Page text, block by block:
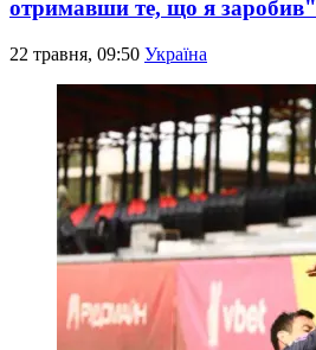
отримавши те, що я заробив"
22 травня, 09:50 Україна